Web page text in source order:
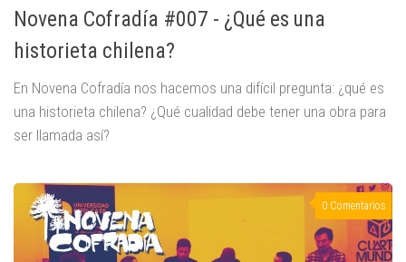
Novena Cofradía #007 - ¿Qué es una
historieta chilena?
En Novena Cofradía nos hacemos una difícil pregunta: ¿qué es
una historieta chilena? ¿Qué cualidad debe tener una obra para
ser llamada así?
0 Comentarios